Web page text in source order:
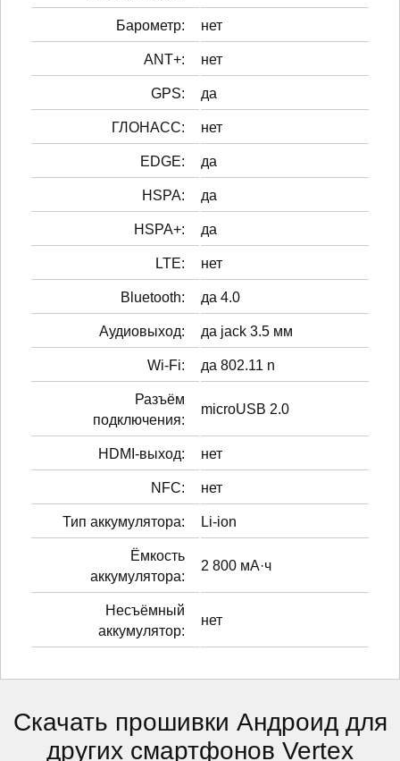
Барометр: нет
ANT+: нет
GPS: да
ГЛОНАСС: нет
EDGE: да
HSPA: да
HSPA+: да
LTE: нет
Bluetooth: да 4.0
Аудиовыход: да jack 3.5 мм
Wi-Fi: да 802.11 n
Разъём
подключения:
microUSB 2.0
HDMI-выход: нет
NFC: нет
Тип аккумулятора: Li-ion
Ёмкость
аккумулятора:
2 800 мА·ч
Несъёмный
аккумулятор:
нет
Скачать прошивки Андроид для
других смартфонов Vertex